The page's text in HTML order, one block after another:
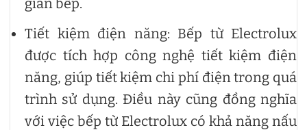
Tiết kiệm điện năng: Bếp từ Electrolux
được tích hợp công nghệ tiết kiệm điện
năng, giúp tiết kiệm chi phí điện trong quá
trình sử dụng. Điều này cũng đồng nghĩa
với việc bếp từ Electrolux có khả năng nấu